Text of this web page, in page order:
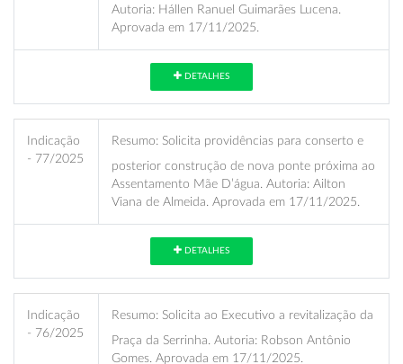
Autoria: Hállen Ranuel Guimarães Lucena.
Aprovada em 17/11/2025.
DETALHES
Indicação
- 77/2025
Resumo: Solicita providências para conserto e
posterior construção de nova ponte próxima ao
Assentamento Mãe D’água. Autoria: Ailton
Viana de Almeida. Aprovada em 17/11/2025.
DETALHES
Indicação
- 76/2025
Resumo: Solicita ao Executivo a revitalização da
Praça da Serrinha. Autoria: Robson Antônio
Gomes. Aprovada em 17/11/2025.